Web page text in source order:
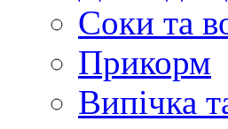
Соки та
Прикорм
Випічка